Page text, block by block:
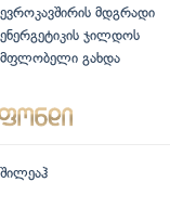
ევროკავშირის მდგრადი
ენერგეტიკის ჯილდოს
მფლობელი გახდა
შილეაჰ